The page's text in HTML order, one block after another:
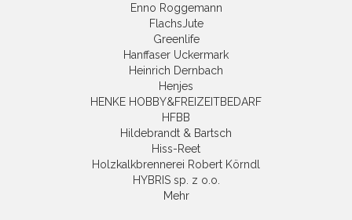
Enno Roggemann
FlachsJute
Greenlife
Hanffaser Uckermark
Heinrich Dernbach
Henjes
HENKE HOBBY&FREIZEITBEDARF
HFBB
Hildebrandt & Bartsch
Hiss-Reet
Holzkalkbrennerei Robert Körndl
HYBRIS sp. z o.o.
Mehr